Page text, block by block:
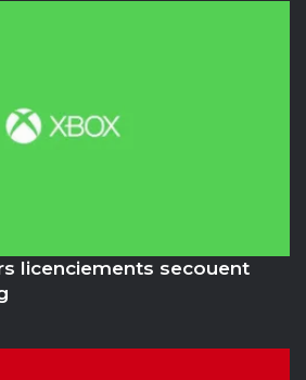
licenciements secouent